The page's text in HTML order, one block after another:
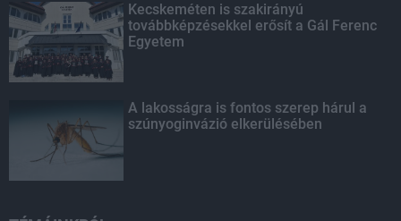
Kecskeméten is szakirányú
továbbképzésekkel erősít a Gál Ferenc
Egyetem
A lakosságra is fontos szerep hárul a
szúnyoginvázió elkerülésében